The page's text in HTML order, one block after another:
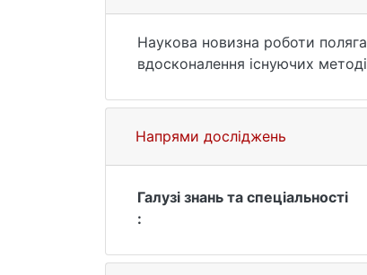
Наукова новизна роботи
вдосконалення існуючих
Напрями досліджень
Галузі знань та спеціальності
: